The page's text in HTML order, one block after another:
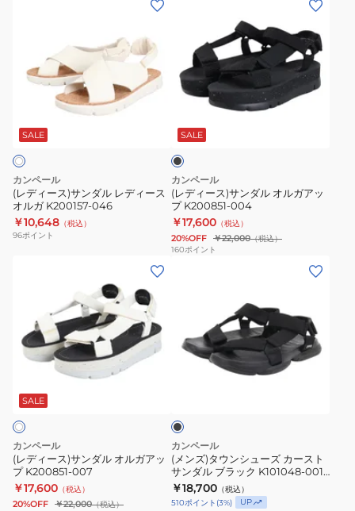
K201636-
002
K200157-
048
ス)
ダ
ル
レ
デ
ィ
ー
K200157-
046
SALE
カンペール
(レディース)サンダル レディース
オルガ K200157-046
￥10,648 （税込）
96ポイント
ス)
サ
ダ
ル
オ
ル
ガ
ア
ッ
SALE
ブ
カンペール
(レディース)サンダル オルガアッ
プ K200851-004
￥17,600 （税込）
20%OFF ￥22,000（税込）
160ポイント
ス)
ダ
ル
オ
ル
ガ
ア
SALE
カンペール
(レディース)サンダル オルガアッ
プ K200851-007
￥17,600 （税込）
20%OFF ￥22,000（税込）
ウ
ー
ズ
カ
ー
ス
ブ
カンペール
(メンズ)タウンシューズ カースト
サンダル ブラック K101048-001
カジュアル シューズ サンダル
￥18,700 （税込）
510ポイント (3%) UP